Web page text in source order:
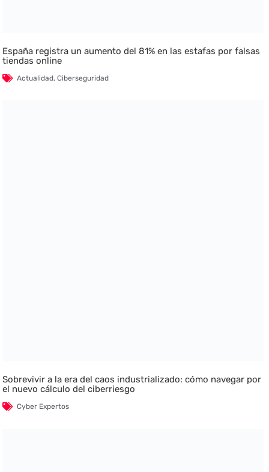
España registra un aumento del 81% en las estafas por falsas
tiendas online
Actualidad,Ciberseguridad
Sobrevivir a la era del caos industrializado: cómo navegar por
el nuevo cálculo del ciberriesgo
Cyber Expertos